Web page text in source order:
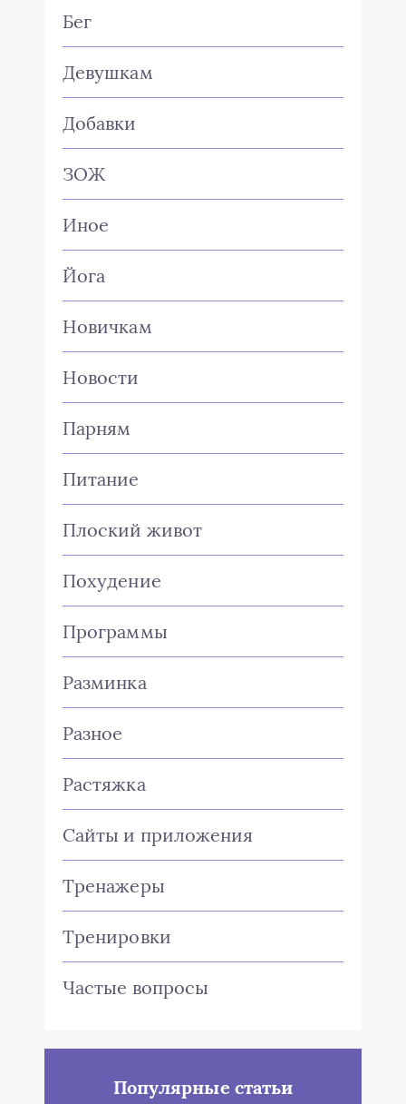
Бег
Девушкам
Добавки
ЗОЖ
Иное
Йога
Новичкам
Новости
Парням
Питание
Плоский живот
Похудение
Программы
Разминка
Разное
Растяжка
Сайты и приложения
Тренажеры
Тренировки
Частые вопросы
Популярные статьи